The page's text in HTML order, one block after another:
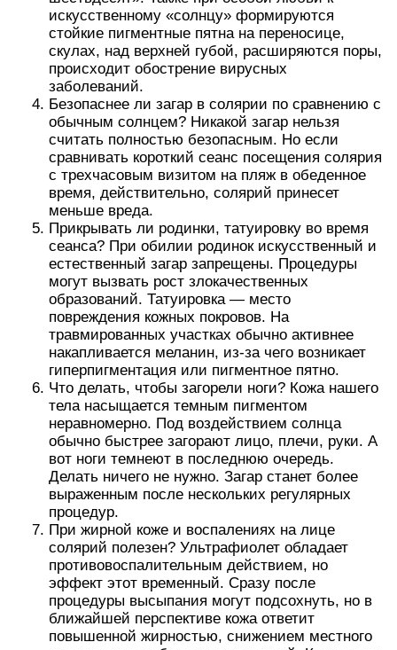
искусственному «солнцу» формируются
стойкие пигментные пятна на переносице,
скулах, над верхней губой, расширяются поры,
происходит обострение вирусных
заболеваний.
Безопаснее ли загар в солярии по сравнению с
обычным солнцем? Никакой загар нельзя
считать полностью безопасным. Но если
сравнивать короткий сеанс посещения солярия
с трехчасовым визитом на пляж в обеденное
время, действительно, солярий принесет
меньше вреда.
Прикрывать ли родинки, татуировку во время
сеанса? При обилии родинок искусственный и
естественный загар запрещены. Процедуры
могут вызвать рост злокачественных
образований. Татуировка — место
повреждения кожных покровов. На
травмированных участках обычно активнее
накапливается меланин, из-за чего возникает
гиперпигментация или пигментное пятно.
Что делать, чтобы загорели ноги? Кожа нашего
тела насыщается темным пигментом
неравномерно. Под воздействием солнца
обычно быстрее загорают лицо, плечи, руки. А
вот ноги темнеют в последнюю очередь.
Делать ничего не нужно. Загар станет более
выраженным после нескольких регулярных
процедур.
При жирной коже и воспалениях на лице
солярий полезен? Ультрафиолет обладает
противовоспалительным действием, но
эффект этот временный. Сразу после
процедуры высыпания могут подсохнуть, но в
ближайшей перспективе кожа ответит
повышенной жирностью, снижением местного